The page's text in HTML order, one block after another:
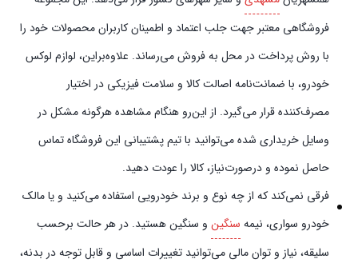
فروشگاهی معتبر جهت جلب اعتماد و اطمینان کاربران محصولات خود را
با روش پرداخت در محل به فروش می‌رساند. علاوه‌بر‌این، لوازم لوکس
خودرو، با ضمانت‌نامه اصالت کالا و سلامت فیزیکی در اختیار
مصرف‌کننده قرار می‌گیرد. از این‌رو هنگام مشاهده هرگونه مشکل در
وسایل خریداری شده می‌توانید با تیم پشتیبانی این فروشگاه تماس
حاصل نموده و در‌صورت‌نیاز، کالا را عودت دهید.
فرقی نمی‌کند که از چه نوع و برند خودرویی استفاده می‌کنید و یا مالک
خودرو سواری، نیمه سنگین و سنگین هستید. در هر حالت برحسب
سلیقه، نیاز و توان مالی می‌توانید تغییرات اساسی و قابل توجه در بدنه،